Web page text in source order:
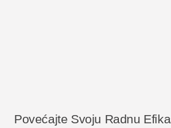
Povećajte Svoju Radnu